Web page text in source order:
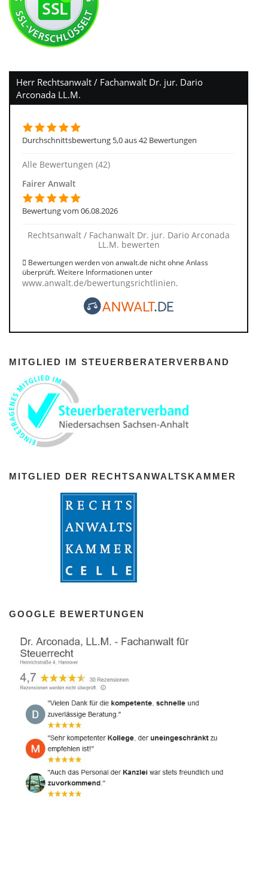
Herr Rechtsanwalt / Fachanwalt Dr. jur. Dario
Arconada LL.M.
Durchschnittsbewertung 5,0 aus 42 Bewertungen
Alle Bewertungen (42)
Fairer Anwalt
Bewertung vom 06.08.2026
Rechtsanwalt / Fachanwalt Dr. jur. Dario Arconada
LL.M. bewerten
Bewertungen werden von anwalt.de nicht ohne Anlass
überprüft. Weitere Informationen unter
www.anwalt.de/bewertungsrichtlinien.
MITGLIED IM STEUERBERATERVERBAND
MITGLIED DER RECHTSANWALTSKAMMER
GOOGLE BEWERTUNGEN